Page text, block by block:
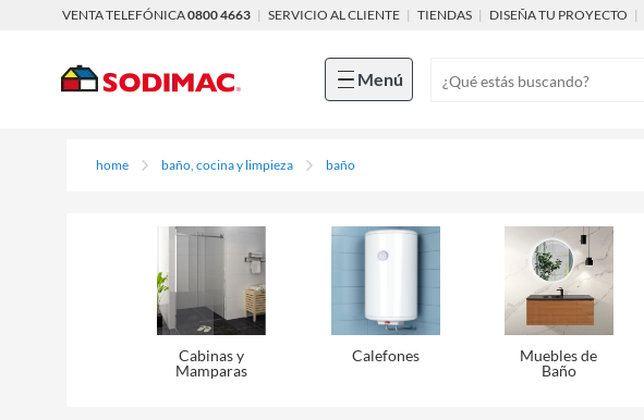
VENTA TELEFÓNICA0800 4663 | SERVICIO AL CLIENTE | TIENDAS | DISEÑA TU PROYECTO |
Menú
home baño, cocina y limpieza baño
Cabinas y
Mamparas
Calefones
Muebles de
Baño